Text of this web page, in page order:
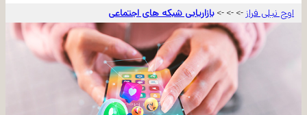
اوج نیلی فراز ->
->
-> بازاریابی شبکه های اجتماعی